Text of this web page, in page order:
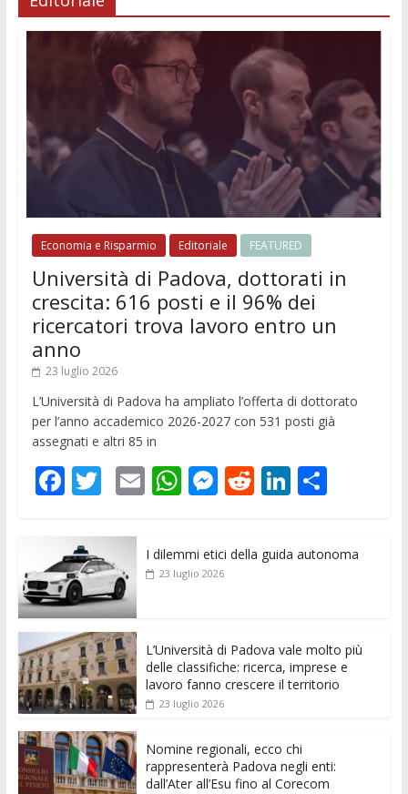
Economia e Risparmio Editoriale FEATURED
Università di Padova, dottorati in
crescita: 616 posti e il 96% dei
ricercatori trova lavoro entro un
anno
23 luglio 2026
L’Università di Padova ha ampliato l’offerta di dottorato
per l’anno accademico 2026-2027 con 531 posti già
assegnati e altri 85 in
F
e
b
o
o
k
T
itt
er
E
ai
l
W
s
p
M
ss
e
er
R
di
Li
e
C
di
I dilemmi etici della guida autonoma
23 luglio 2026
L’Università di Padova vale molto più
delle classifiche: ricerca, imprese e
lavoro fanno crescere il territorio
23 luglio 2026
Nomine regionali, ecco chi
rappresenterà Padova negli enti:
dall’Ater all’Esu fino al Corecom